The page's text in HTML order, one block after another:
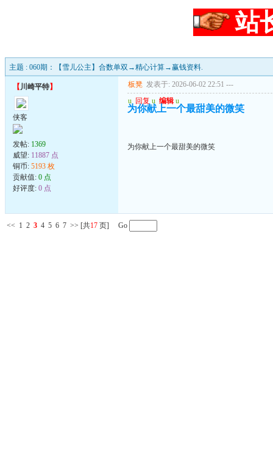
站
主题 : 060期：【雪儿公主】合数单双→精心计算→赢钱资料.
【川崎平特】
侠客
发帖: 1369
威望: 11887 点
铜币: 5193 枚
贡献值: 0 点
好评度: 0 点
板凳 发表于: 2026-06-02 22:51 ---
u 回复 u 编辑 u
为你献上一个最甜美的微笑
为你献上一个最甜美的微笑
<< 1 2 3 4 5 6 7 >> [共17 页] Go